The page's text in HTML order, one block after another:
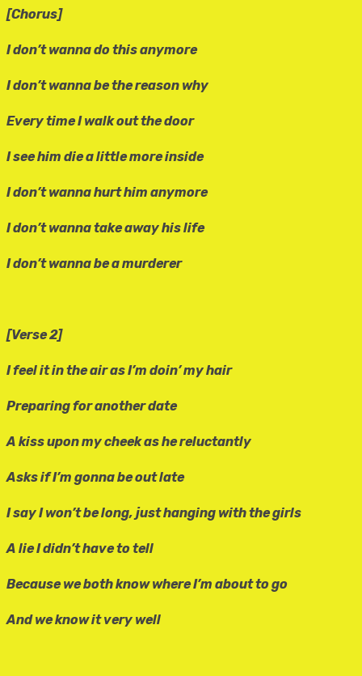
[Chorus]
I don’t wanna do this anymore
I don’t wanna be the reason why
Every time I walk out the door
I see him die a little more inside
I don’t wanna hurt him anymore
I don’t wanna take away his life
I don’t wanna be a murderer
[Verse 2]
I feel it in the air as I’m doin’ my hair
Preparing for another date
A kiss upon my cheek as he reluctantly
Asks if I’m gonna be out late
I say I won’t be long, just hanging with the girls
A lie I didn’t have to tell
Because we both know where I’m about to go
And we know it very well